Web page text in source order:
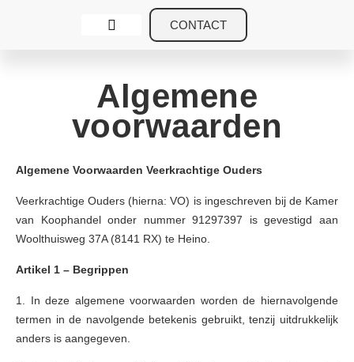
CONTACT
Algemene
voorwaarden
Algemene Voorwaarden Veerkrachtige Ouders
Veerkrachtige Ouders (hierna: VO) is ingeschreven bij de Kamer
van Koophandel onder nummer 91297397 is gevestigd aan
Woolthuisweg 37A (8141 RX) te Heino.
Artikel 1 – Begrippen
1. In deze algemene voorwaarden worden de hiernavolgende
termen in de navolgende betekenis gebruikt, tenzij uitdrukkelijk
anders is aangegeven.